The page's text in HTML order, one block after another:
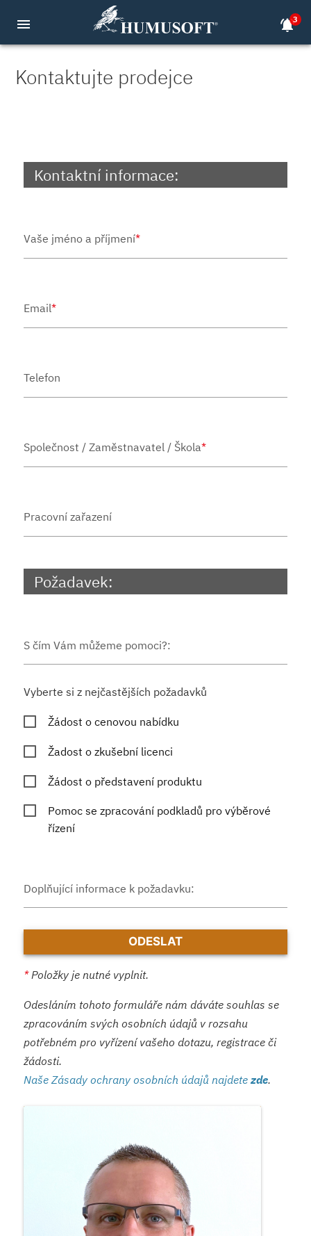
menu notifications_active3
Kontaktujte prodejce
Kontaktní informace:
Vaše jméno a příjmení*
Email*
Telefon
Společnost / Zaměstnavatel / Škola*
Pracovní zařazení
Požadavek:
S čím Vám můžeme pomoci?:
Vyberte si z nejčastějších požadavků
Žádost o cenovou nabídku
Žadost o zkušební licenci
Žádost o představení produktu
Pomoc se zpracování podkladů pro výběrové
řízení
Doplňující informace k požadavku:
*Položky je nutné vyplnit.
Odesláním tohoto formuláře nám dáváte souhlas se
zpracováním svých osobních údajů v rozsahu
potřebném pro vyřízení vašeho dotazu, registrace či
žádosti.
Naše Zásady ochrany osobních údajů najdetezde.